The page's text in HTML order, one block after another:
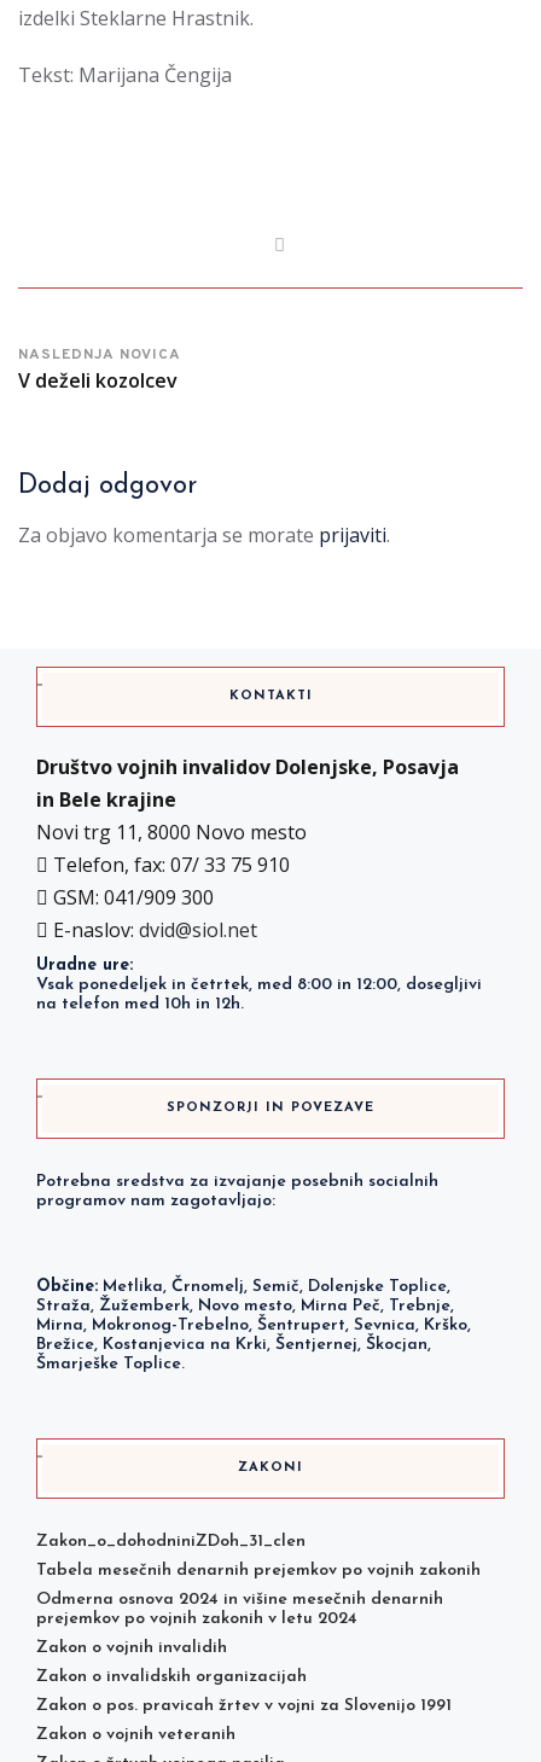
izdelki Steklarne Hrastnik.
Tekst: Marijana Čengija
NASLEDNJA NOVICA
V deželi kozolcev
Dodaj odgovor
Za objavo komentarja se morate prijaviti.
KONTAKTI
Društvo vojnih invalidov Dolenjske, Posavja
in Bele krajine
Novi trg 11, 8000 Novo mesto
Telefon, fax: 07/ 33 75 910
GSM: 041/909 300
E-naslov: dvid@siol.net
Uradne ure:
Vsak ponedeljek in četrtek, med 8:00 in 12:00, dosegljivi
na telefon med 10h in 12h.
SPONZORJI IN POVEZAVE
Potrebna sredstva za izvajanje posebnih socialnih
programov nam zagotavljajo:
Občine: Metlika, Črnomelj, Semič, Dolenjske Toplice,
Straža, Žužemberk, Novo mesto, Mirna Peč, Trebnje,
Mirna, Mokronog-Trebelno, Šentrupert, Sevnica, Krško,
Brežice, Kostanjevica na Krki, Šentjernej, Škocjan,
Šmarješke Toplice.
ZAKONI
Zakon_o_dohodniniZDoh_31_clen
Tabela mesečnih denarnih prejemkov po vojnih zakonih
Odmerna osnova 2024 in višine mesečnih denarnih
prejemkov po vojnih zakonih v letu 2024
Zakon o vojnih invalidih
Zakon o invalidskih organizacijah
Zakon o pos. pravicah žrtev v vojni za Slovenijo 1991
Zakon o vojnih veteranih